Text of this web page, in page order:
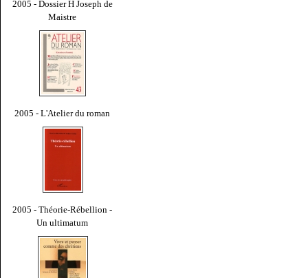
2005 - Dossier H Joseph de
Maistre
2005 - L'Atelier du roman
2005 - Théorie-Rébellion -
Un ultimatum